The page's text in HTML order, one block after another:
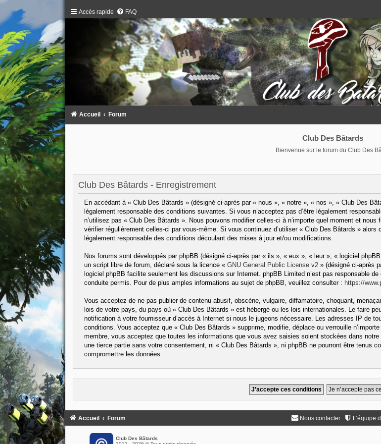
Accès rapide FAQ
Accueil Forum
Club Des Bâtards
Bienvenue sur le forum du Club Des
Club Des Bâtards - Enregistrement
En accédant à « Club Des Bâtards » (désigné ci-après par « nous », « notre », « nos », « Club Des
légalement responsable des conditions suivantes. Si vous n’acceptez pas d’être légalement
n’utilisez pas « Club Des Bâtards ». Nous pouvons modifier celles-ci à n’importe quel moment et
vérifier régulièrement celles-ci par vous-même. Si vous continuez d’utiliser « Club Des Bâtards »
légalement responsable des conditions découlant des mises à jour et/ou modifications.
Nos forums sont développés par phpBB (désigné ci-après par « ils », « eux », « leur », « logiciel
un script libre de forum, déclaré sous la licence « GNU General Public License v2» (désigné ci-après
logiciel phpBB facilite seulement les discussions sur Internet. phpBB Limited n’est pas responsable
conduite permis. Pour de plus amples informations au sujet de phpBB, veuillez consulter : https://
Vous acceptez de ne pas publier de contenu abusif, obscène, vulgaire, diffamatoire, choquant,
lois de votre pays, du pays où « Club Des Bâtards » est hébergé ou les lois internationales. Le faire
notification à votre fournisseur d’accès à Internet si nous le jugeons nécessaire. Les adresses IP de
conditions. Vous acceptez que « Club Des Bâtards » supprime, modifie, déplace ou verrouille
membre, vous acceptez que toutes les informations que vous avez saisies soient stockées dans
une tierce partie sans votre consentement, ni « Club Des Bâtards », ni phpBB ne pourront être tenus
compromettre les données.
Accueil Forum L’équipe
Nous contacter
Club Des Bâtards